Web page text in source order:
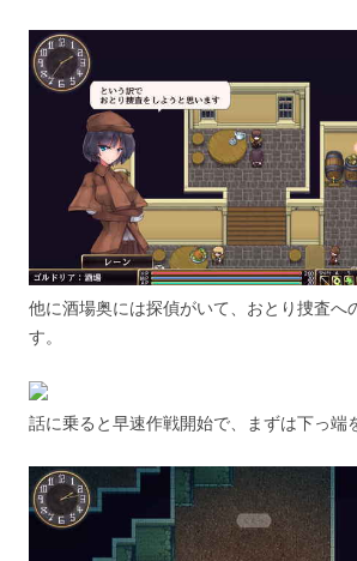
他に酒場奥には探偵がいて、おとり捜査へ
す。
話に乗ると早速作戦開始で、まずは下っ端